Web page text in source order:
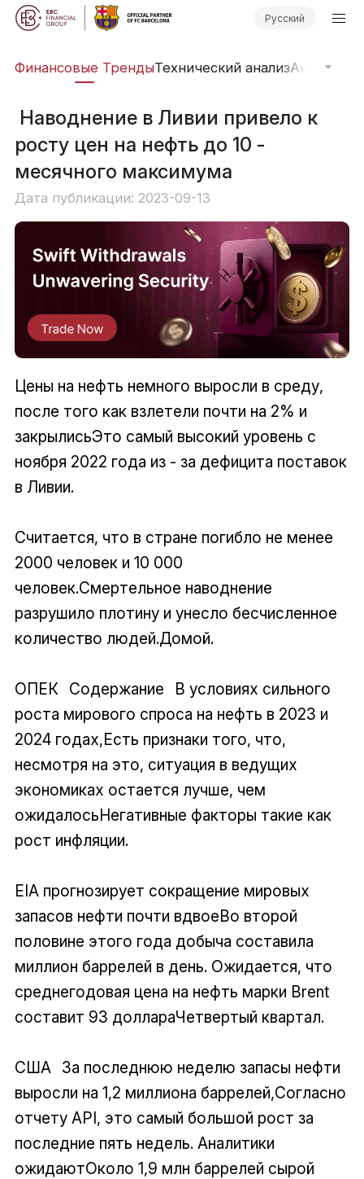
Русский
Финансовые ТрендыТехнический анализАнализ
​ Наводнение в Ливии привело к
росту цен на нефть до 10 -
месячного максимума
Дата публикации: 2023-09-13
Цены на нефть немного выросли в среду,
после того как взлетели почти на 2% и
закрылисьЭто самый высокий уровень с
ноября 2022 года из - за дефицита поставок
в Ливии.
Считается, что в стране погибло не менее
2000 человек и 10 000
человек.Смертельное наводнение
разрушило плотину и унесло бесчисленное
количество людей.Домой.
ОПЕК Содержание В условиях сильного
роста мирового спроса на нефть в 2023 и
2024 годах,Есть признаки того, что,
несмотря на это, ситуация в ведущих
экономиках остается лучше, чем
ожидалосьНегативные факторы такие как
рост инфляции.
EIA прогнозирует сокращение мировых
запасов нефти почти вдвоеВо второй
половине этого года добыча составила
миллион баррелей в день. Ожидается, что
среднегодовая цена на нефть марки Brent
составит 93 доллараЧетвертый квартал.
США За последнюю неделю запасы нефти
выросли на 1,2 миллиона баррелей,Согласно
отчету API, это самый большой рост за
последние пять недель. Аналитики
ожидаютОколо 1,9 млн баррелей сырой